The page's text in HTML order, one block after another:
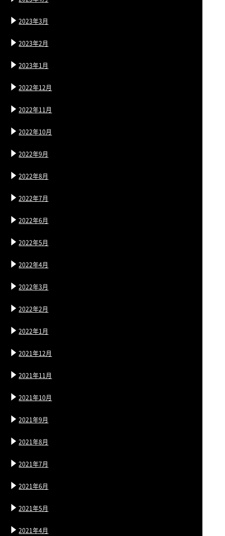
2023年3月
2023年2月
2023年1月
2022年12月
2022年11月
2022年10月
2022年9月
2022年8月
2022年7月
2022年6月
2022年5月
2022年4月
2022年3月
2022年2月
2022年1月
2021年12月
2021年11月
2021年10月
2021年9月
2021年8月
2021年7月
2021年6月
2021年5月
2021年4月